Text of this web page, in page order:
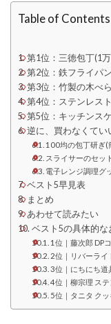
Table of Contents
第1位：三徳包丁(1
第2位：鉄フライパ
第3位：竹製の木べら
第4位：ステンレス
第5位：キッチンス
逆に、買わなくてい
100均の包丁研ぎ(
スライサーのセッ
電子レンジ調理グ
ベスト5早見表
まとめ
あわせて読みたい
ベスト5の具体的な
1位｜藤次郎 DP
2位｜リバーライ
3位｜にちにち道
4位｜柳宗理 ステ
5位｜タニタ ク